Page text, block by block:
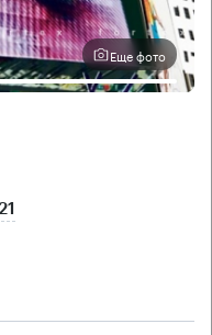
Еще фото